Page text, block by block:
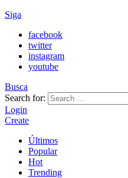
Siga
facebook
twitter
instagram
youtube
Busca
Search for:
Login
Create
Últimos
Popular
Hot
Trending